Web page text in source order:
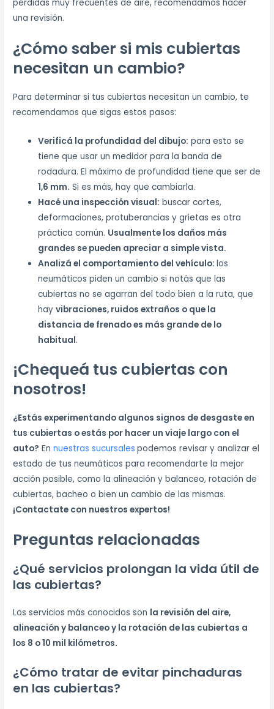
pérdidas muy frecuentes de aire, recomendamos hacer
una revisión.
¿Cómo saber si mis cubiertas
necesitan un cambio?
Para determinar si tus cubiertas necesitan un cambio, te
recomendamos que sigas estos pasos:
Verificá la profundidad del dibujo: para esto se
tiene que usar un medidor para la banda de
rodadura. El máximo de profundidad tiene que ser de
1,6 mm. Si es más, hay que cambiarla.
Hacé una inspección visual: buscar cortes,
deformaciones, protuberancias y grietas es otra
práctica común. Usualmente los daños más
grandes se pueden apreciar a simple vista.
Analizá el comportamiento del vehículo:los
neumáticos piden un cambio si notás que las
cubiertas no se agarran del todo bien a la ruta, que
hayvibraciones, ruidos extraños o que la
distancia de frenado es más grande de lo
habitual.
¡Chequeá tus cubiertas con
nosotros!
¿Estás experimentando algunos signos de desgaste en
tus cubiertas o estás por hacer un viaje largo con el
auto? Ennuestras sucursales podemos revisar y analizar el
estado de tus neumáticos para recomendarte la mejor
acción posible, como la alineación y balanceo, rotación de
cubiertas, bacheo o bien un cambio de las mismas.
¡Contactate con nuestros expertos!
Preguntas relacionadas
¿Qué servicios prolongan la vida útil de
las cubiertas?
Los servicios más conocidos son la revisión del aire,
alineación y balanceo y la rotación de las cubiertas a
los 8 o 10 mil kilómetros.
¿Cómo tratar de evitar pinchaduras
en las cubiertas?